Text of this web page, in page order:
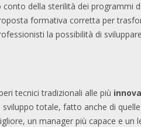
della sterilità dei programmi
formativa corretta per
la possibilità di
tecnici tradizionali alle più
totale, fatto anche di quelle
un manager più capace e un